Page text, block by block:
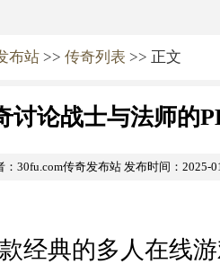
布站 >> 传奇列表 >> 正文
讨论战士与法师的
：30fu.com传奇发布站 发布时间：2025-
经典的多人在线